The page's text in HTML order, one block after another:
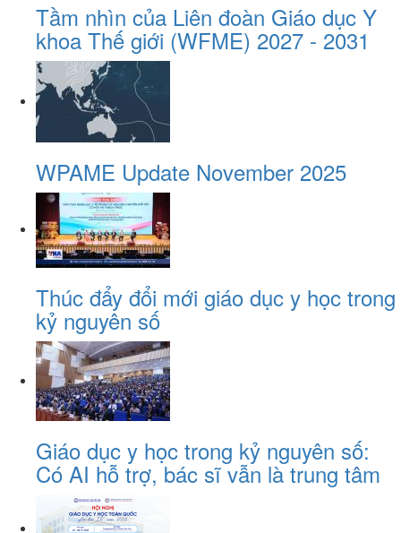
Tầm nhìn của Liên đoàn Giáo dục Y
khoa Thế giới (WFME) 2027 - 2031
WPAME Update November 2025
Thúc đẩy đổi mới giáo dục y học trong
kỷ nguyên số
Giáo dục y học trong kỷ nguyên số:
Có AI hỗ trợ, bác sĩ vẫn là trung tâm